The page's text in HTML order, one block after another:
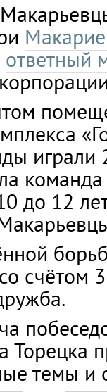
ответный
играли
до 12
счётом
Торецка
темы и